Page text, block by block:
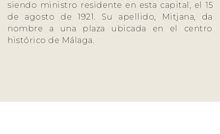
siendo ministro residente en esta capital, el 15
de agosto de 1921. Su apellido, Mitjana, da
nombre a una plaza ubicada en el centro
histórico de Málaga.